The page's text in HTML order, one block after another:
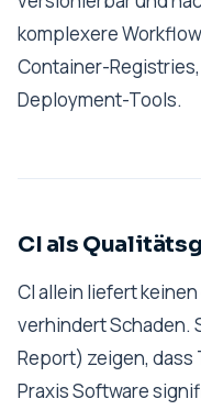
komplexere
Container-
Deployment-Tools.
CI als
CI allein liefert
verhindert Schaden.
Report) zeigen, dass
Praxis Software